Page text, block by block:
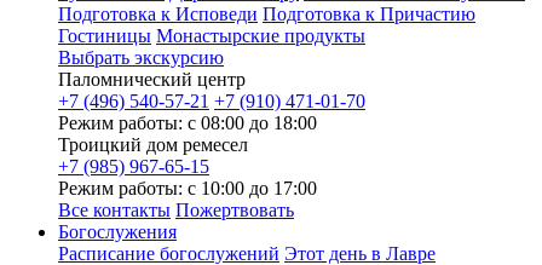
Подготовка к Исповеди Подготовка к Причастию
Гостиницы Монастырские продукты
Выбрать экскурсию
Паломнический центр
+7 (496) 540-57-21 +7 (910) 471-01-70
Режим работы: с 08:00 до 18:00
Троицкий дом ремесел
+7 (985) 967-65-15
Режим работы: с 10:00 до 17:00
Все контакты Пожертвовать
Богослужения
Расписание богослужений Этот день в Лавре